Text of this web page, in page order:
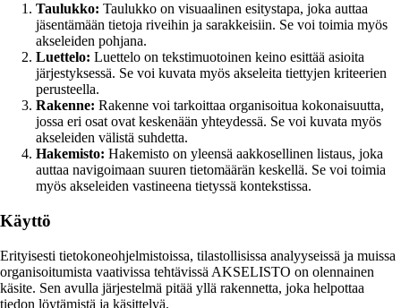
Taulukko: Taulukko on visuaalinen esitystapa, joka auttaa
jäsentämään tietoja riveihin ja sarakkeisiin. Se voi toimia myös
akseleiden pohjana.
Luettelo: Luettelo on tekstimuotoinen keino esittää asioita
järjestyksessä. Se voi kuvata myös akseleita tiettyjen kriteerien
perusteella.
Rakenne: Rakenne voi tarkoittaa organisoitua kokonaisuutta,
jossa eri osat ovat keskenään yhteydessä. Se voi kuvata myös
akseleiden välistä suhdetta.
Hakemisto: Hakemisto on yleensä aakkosellinen listaus, joka
auttaa navigoimaan suuren tietomäärän keskellä. Se voi toimia
myös akseleiden vastineena tietyssä kontekstissa.
Käyttö
Erityisesti tietokoneohjelmistoissa, tilastollisissa analyyseissä ja muissa
organisoitumista vaativissa tehtävissä AKSELISTO on olennainen
käsite. Sen avulla järjestelmä pitää yllä rakennetta, joka helpottaa
tiedon löytämistä ja käsittelyä.